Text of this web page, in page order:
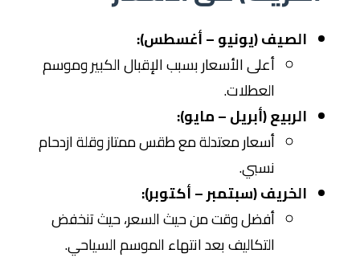
الصيف (يونيو – أغسطس):
أعلى الأسعار بسبب الإقبال الكبير وموسم
العطلات.
الربيع (أبريل – مايو):
أسعار معتدلة مع طقس ممتاز وقلة ازدحام
نسبي.
الخريف (سبتمبر – أكتوبر):
أفضل وقت من حيث السعر، حيث تنخفض
التكاليف بعد انتهاء الموسم السياحي.